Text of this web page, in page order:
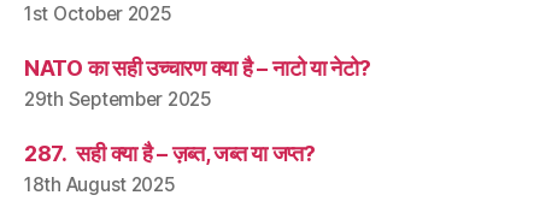
1st October 2025
NATO का सही उच्चारण क्या है – नाटो या नेटो?
29th September 2025
287. सही क्या है – ज़ब्त, जब्त या जप्त?
18th August 2025